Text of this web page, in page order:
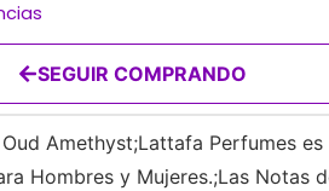
SEGUIR COMPRANDO
Oud Amethyst;Lattafa Perfumes
Hombres y Mujeres.;Las Notas